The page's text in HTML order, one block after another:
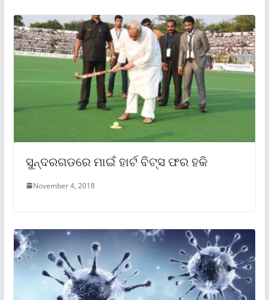
ସୁନ୍ଦରଗଡରେ ମାଇଁ ହାର୍ଟ ବିଟ୍ସ ଫର ହକି
November 4, 2018